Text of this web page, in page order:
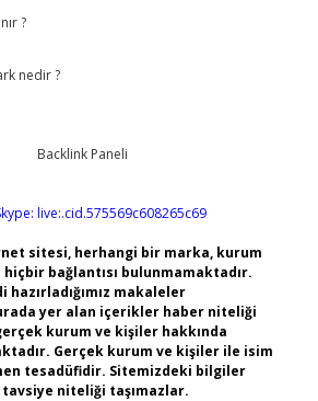
?
nedir ?
live:.cid.575569c608265c69
sitesi, herhangi bir marka, kurum
bağlantısı bulunmamaktadır.
hazırladığımız makaleler
yer alan içerikler haber niteliği
kurum ve kişiler hakkında
Gerçek kurum ve kişiler ile isim
tesadüfidir. Sitemizdeki bilgiler
niteliği taşımazlar.